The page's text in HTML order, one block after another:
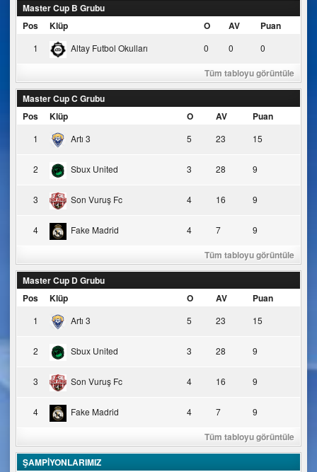
Master Cup B Grubu
Pos
Klüp O AV Puan
1 Altay Futbol Okulları 0 0 0
Tüm tabloyu görüntüle
Master Cup C Grubu
Pos
Klüp O AV Puan
1 Artı 3 5 23 15
2 Sbux United 3 28 9
3 Son Vuruş Fc 4 16 9
4 Fake Madrid 4 7 9
Tüm tabloyu görüntüle
Master Cup D Grubu
Pos
Klüp O AV Puan
1 Artı 3 5 23 15
2 Sbux United 3 28 9
3 Son Vuruş Fc 4 16 9
4 Fake Madrid 4 7 9
Tüm tabloyu görüntüle
ŞAMPİYONLARIMIZ